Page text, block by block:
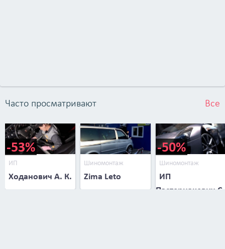
Часто просматривают Все
-53%
ИП
Ходанович А. К.
Шиномонтаж
Zima Leto
-50%
Шиномонтаж
ИП
Пастернакевич С.